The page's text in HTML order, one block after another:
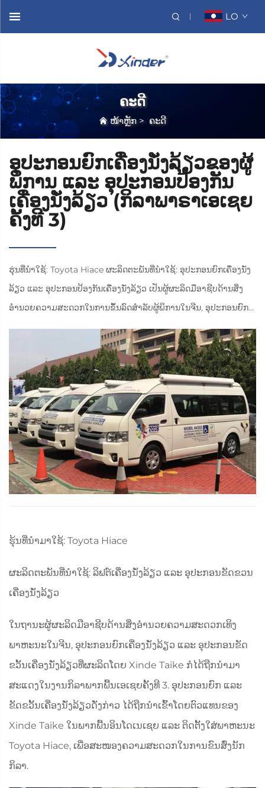
LO
ຄະດີ
ໜ້າຫຼັກ> ຄະດີ
ອຸປະກອນຍົກເຄື່ອງນັ່ງລ້ຽວຂອງຜູ້
ພິການ ແລະ ອຸປະກອນປ້ອງກັນ
ເຄື່ອງນັ່ງລ້ຽວ (ກິລາພາຣາເອເຊຍ
ຄັ້ງທີ 3)
ຮຸ່ນທີ່ນຳໃຊ້: Toyota Hiace ຜະລິດຕະພັນທີ່ນຳໃຊ້: ອຸປະກອນຍົກເຄື່ອງນັ່ງ
ລ້ຽວ ແລະ ອຸປະກອນປ້ອງກັນເຄື່ອງນັ່ງລ້ຽວ ເປັນຜູ້ຜະລິດມືອາຊີບດ້ານສິ່ງ
ອຳນວຍຄວາມສະດວກໃນການຂຶ້ນລົດສຳລັບຜູ້ພິການໃນຈີນ, ອຸປະກອນຍົກ
ແລະ ປ້ອງກັນເຄື່ອງນັ່ງລ້ຽວທີ່ຜະລິດໂດຍ Xinde Taike ມີ...
ຮຸ້ນທີ່ນໍາມາໃຊ້: Toyota Hiace
ຜະລິດຕະພັນທີ່ນໍາໃຊ້: ລິຟຕ໌ເຄື່ອງນັ່ງລ້ຽວ ແລະ ອຸປະກອນຂັດຂວນ
ເຄື່ອງນັ່ງລ້ຽວ
ໃນຖານະຜູ້ຜະລິດມືອາຊີບດ້ານສິ່ງອຳນວຍຄວາມສະດວກເທິງ
ພາຫະນະໃນຈີນ, ອຸປະກອນຍົກເຄື່ອງນັ່ງລ້ຽວ ແລະ ອຸປະກອນຂັດ
ຂວັ້ນເຄື່ອງນັ່ງລ້ຽວທີ່ຜະລິດໂດຍ Xinde Taike ກໍໄດ້ຖືກນຳມາ
ສະແດງໃນງານກິລາພາກພື້ນເອເຊຍຄັ້ງທີ 3. ອຸປະກອນຍົກ ແລະ
ຂັດຂວັ້ນເຄື່ອງນັ່ງລ້ຽວດັ່ງກ່າວ ໄດ້ຖືກນຳເຂົ້າໂດຍຕົວແທນຂອງ
Xinde Taike ໃນພາກພື້ນອິນໂດເນເຊຍ ແລະ ຕິດຕັ້ງໃສ່ພາຫະນະ
Toyota Hiace, ເພື່ອສະໜອງຄວາມສະດວກໃນການຂົນສົ່ງນັກ
ກິລາ.